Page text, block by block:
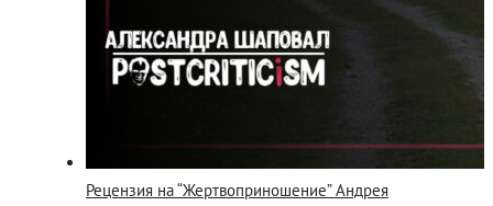
Рецензия на “Жертвоприношение” Андрея